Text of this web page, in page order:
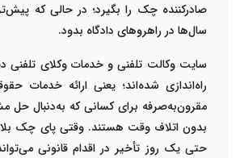
صادرکننده چک را بگیرد؛ در حالی که
سال‌ها در راهروهای دادگاه بدود.
سایتوکالت تلفنیو خدماتوکلای تلفنی
راه‌اندازی شده‌اند؛ یعنی ارائه خدمات
مقرون‌به‌صرفه برای کسانی که به‌دنبال
بدون اتلاف وقت هستند. وقتی پای چک
حتی یک روز تأخیر در اقدام قانونی